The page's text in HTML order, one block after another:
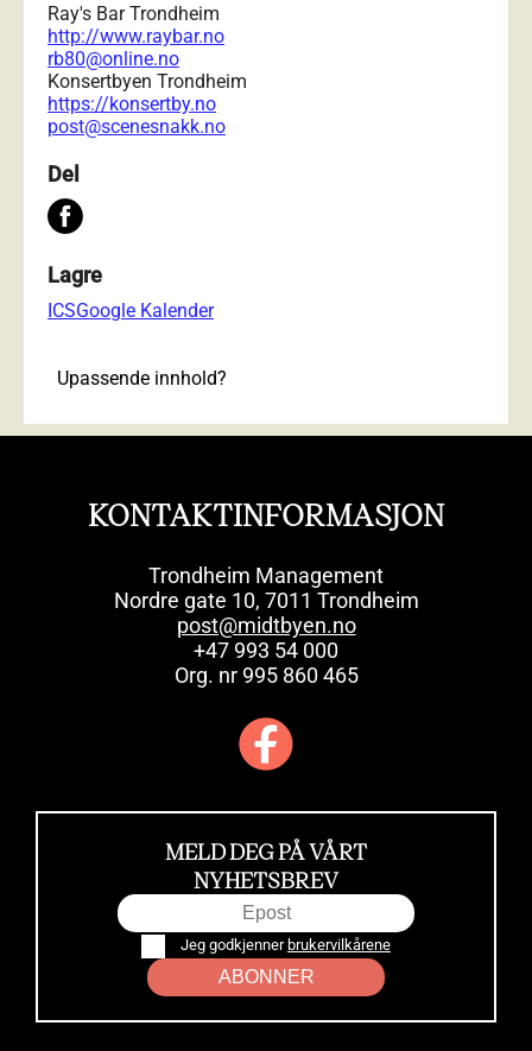
Ray's Bar Trondheim
http://www.raybar.no
rb80@online.no
Konsertbyen Trondheim
https://konsertby.no
post@scenesnakk.no
Del
Lagre
ICSGoogle Kalender
Upassende innhold?
KONTAKTINFORMASJON
Trondheim Management
Nordre gate 10, 7011 Trondheim
post@midtbyen.no
+47 993 54 000
Org. nr 995 860 465
MELD DEG PÅ VÅRT
NYHETSBREV
Jeg godkjenner brukervilkårene
ABONNER